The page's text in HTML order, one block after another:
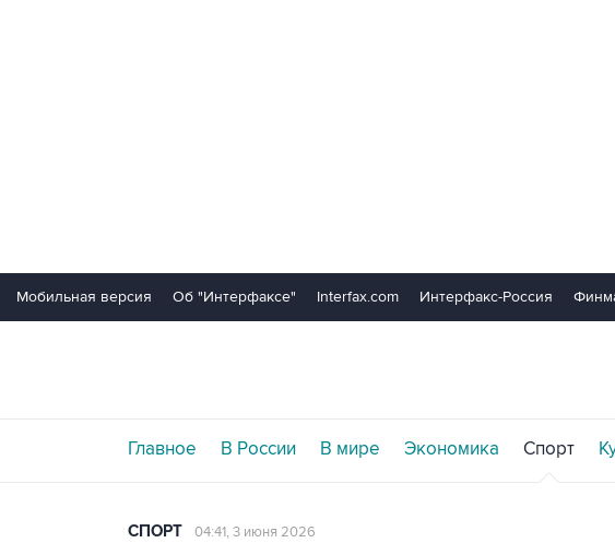
Мобильная версия Об "Интерфаксе" Interfax.com Интерфакс-Россия
Главное В России В мире Экономика Спорт
СПОРТ 04:41, 3 июня 2026